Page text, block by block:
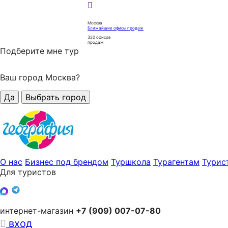
Москва
Ближайшие офисы продаж
320 офисов
продаж
Подберите мне тур
Ваш город Москва?
Да
Выбрать город
О нас Бизнес под брендом Туршкола Турагентам
Для туристов
интернет-магазин +7 (909) 007-07-80
вход